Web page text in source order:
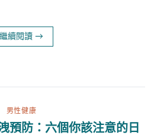
繼續閱讀 →
男性健康
預防：六個你該注意的日